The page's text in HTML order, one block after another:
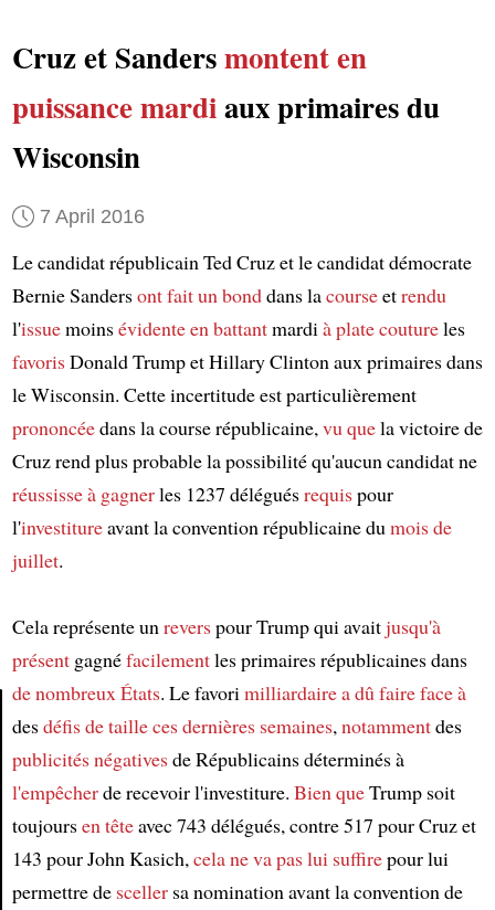
Article
Cruz et Sandersmontent en
puissancemardiaux primaires du
Wisconsin
7 April 2016
Le candidat républicain Ted Cruz et le candidat démocrate
Bernie Sandersont fait un bonddans lacourseetrendu
l'issuemoinsévidenteen battantmardià plate coutureles
favorisDonald Trump et Hillary Clinton aux primaires dans
le Wisconsin. Cette incertitude est particulièrement
prononcéedans la course républicaine,vu quela victoire de
Cruz rend plus probable la possibilité qu'aucun candidat ne
réussisse à gagnerles 1237 déléguésrequispour
l'investitureavant la convention républicaine dumois de
juillet.
Cela représente unreverspour Trump qui avaitjusqu'à
présentgagnéfacilementles primaires républicaines dans
de nombreux États. Le favorimilliardairea dû faire face à
desdéfis de tailleces dernières semaines,notammentdes
publicités négativesde Républicains déterminés à
l'empêcherde recevoir l'investiture. Bien queTrump soit
toujoursen têteavec 743 délégués, contre 517 pour Cruz et
143 pour John Kasich,cela ne va pas lui suffirepour lui
permettre de scellersa nomination avant la convention de